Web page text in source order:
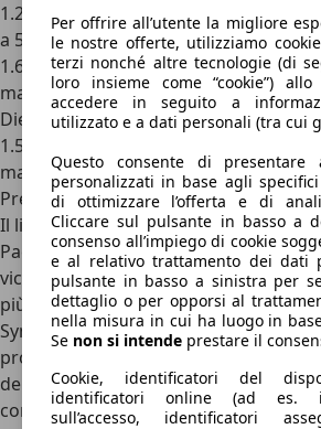
1.2 16v, 1.2 quattro cilindri aspirato, 75
a 5 marce, trazione anteriore
1.6 SCe, 1.6 quattro cilindri aspirato,
manuale a 5 marce, trazione anteriore
Diesel
1.5 dCi, 1.5 quattro cilindri turbodiesel,
manuale a 5 marce, trazione anteriore
Prezzi Renault Symbol
Il listino prezzi di Renault Symbol
Paesi dell’Europa occidentale o
vicina a noi, dove oggi spicca la cugina
più vicini dove è stata o è tutt’oggi
Symbol sono la Turchia e la Russia,
proposta dai primi mesi del 2022
dell’abbandono di Renault dal
conflitto russo-ucraino del febbraio
Per offrire all’utente la migliore
le nostre offerte, utilizziamo
terzi nonché altre tecnologie (di
loro insieme come “cookie”)
accedere in seguito a
utilizzato e a dati personali (tra cui
Questo consente di presentare
personalizzati in base agli
di ottimizzare l’offerta e di
Cliccare sul pulsante in basso a
consenso all’impiego di cookie
e al relativo trattamento dei dati
pulsante in basso a sinistra per
dettaglio o per opporsi al
nella misura in cui ha luogo in
Se non si intende prestare il
Cookie, identificatori del
identificatori online (ad es.
sull’accesso, identificatori